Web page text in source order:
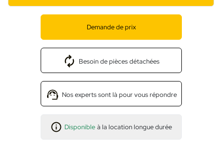
Demande de prix
Besoin de pièces détachées
Nos experts sont là pour vous répondre
Disponible à la location longue durée